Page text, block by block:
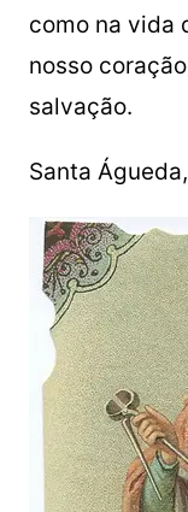
como na vida
nosso
salvação.
Santa